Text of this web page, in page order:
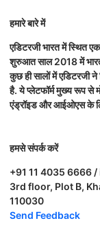
हमारे बारे में
एडिटरजी भारत में स्थित
शुरुआत साल 2018 में
कुछ ही सालों में एडिटरजी
है. ये प्लेटफॉर्म मुख्य रूप से
एंड्रॉइड और आईओएस के
हमसे संपर्क करें
+91 11 4035 6666
3rd floor, Plot B,
110030
Send Feedback